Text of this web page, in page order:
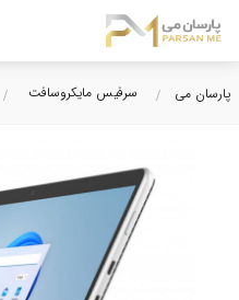
پارسان می سرفیس مایکروسافت